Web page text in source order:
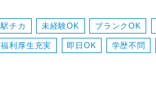
駅チカ 未経験OK ブランクOK
福利厚生充実 即日OK 学歴不問